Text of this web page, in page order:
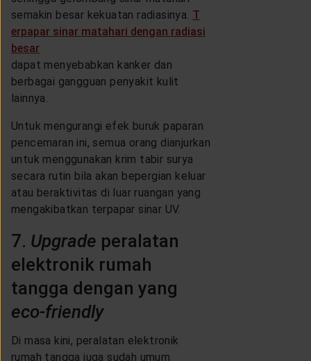
semakin besar kekuatan radiasinya. T
erpapar sinar matahari dengan radiasi
besar
dapat menyebabkan kanker dan
berbagai gangguan penyakit kulit
lainnya.
Untuk mengurangi efek buruk paparan
pencemaran ini, semua orang dianjurkan
untuk menggunakan krim tabir surya
secara rutin bila akan bepergian keluar
atau beraktivitas di luar ruangan yang
mengakibatkan terpapar sinar UV.
7. Upgrade peralatan
elektronik rumah
tangga dengan yang
eco-friendly
Di masa kini, peralatan elektronik
rumah tangga juga sudah umum